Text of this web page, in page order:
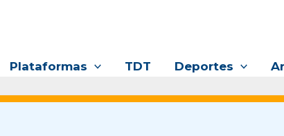
Plataformas TDT Deportes